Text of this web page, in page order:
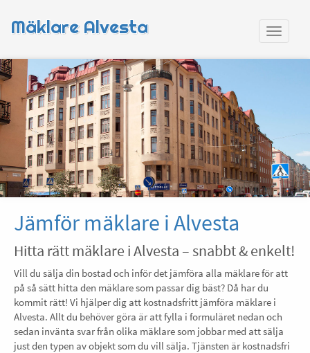
Mäklare Alvesta
Jämför mäklare i Alvesta
Hitta rätt mäklare i Alvesta – snabbt & enkelt!
Vill du sälja din bostad och inför det jämföra alla mäklare för att
på så sätt hitta den mäklare som passar dig bäst? Då har du
kommit rätt! Vi hjälper dig att kostnadsfritt jämföra mäklare i
Alvesta. Allt du behöver göra är att fylla i formuläret nedan och
sedan invänta svar från olika mäklare som jobbar med att sälja
just den typen av objekt som du vill sälja. Tjänsten är kostnadsfri